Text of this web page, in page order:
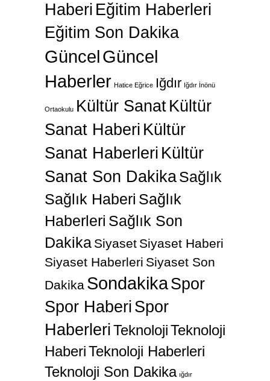
Haberi Eğitim Haberleri
Eğitim Son Dakika
GüncelGüncel
Haberler Hatice Eğrice Iğdır Iğdır İnönü
Ortaokulu Kültür SanatKültür
Sanat Haberi Kültür
Sanat Haberleri Kültür
Sanat Son DakikaSağlık
Sağlık Haberi Sağlık
Haberleri Sağlık Son
Dakika Siyaset Siyaset Haberi
Siyaset Haberleri Siyaset Son
Dakika SondakikaSpor
Spor Haberi Spor
HaberleriTeknolojiTeknoloji
HaberiTeknoloji Haberleri
Teknoloji Son Dakika ığdır